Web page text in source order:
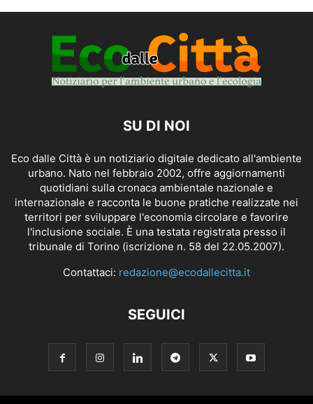
SU DI NOI
Eco dalle Città è un notiziario digitale dedicato all'ambiente
urbano. Nato nel febbraio 2002, offre aggiornamenti
quotidiani sulla cronaca ambientale nazionale e
internazionale e racconta le buone pratiche realizzate nei
territori per sviluppare l'economia circolare e favorire
l'inclusione sociale. È una testata registrata presso il
tribunale di Torino (iscrizione n. 58 del 22.05.2007).
Contattaci: redazione@ecodallecitta.it
SEGUICI